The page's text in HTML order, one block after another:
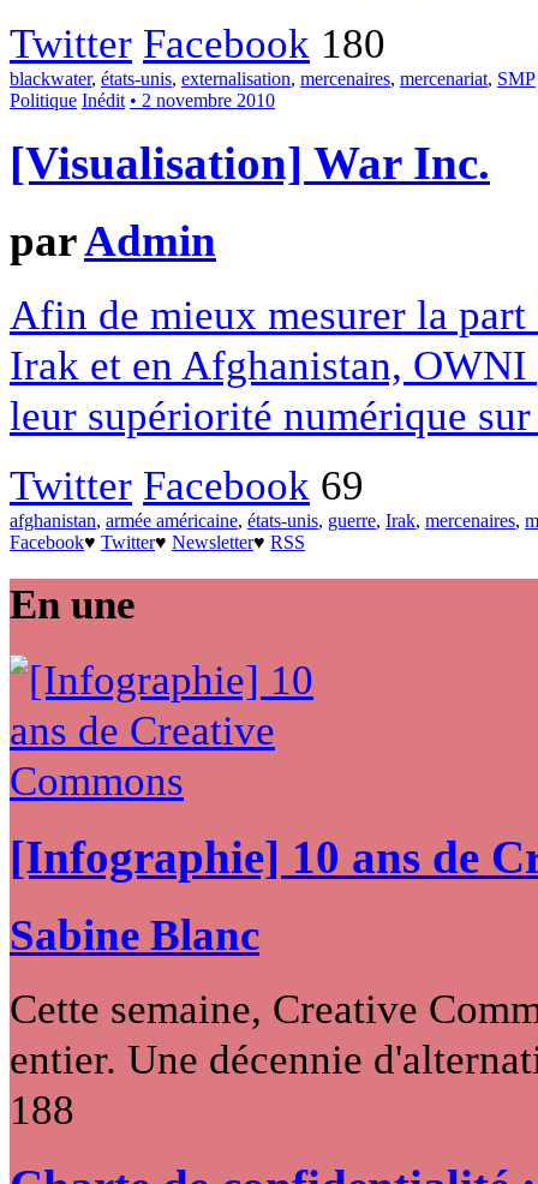
Twitter Facebook 180
blackwater, états-unis, externalisation, mercenaires, mercenariat, SMP
Politique Inédit • 2 novembre 2010
[Visualisation] War Inc.
parAdmin
Afin de mieux mesurer la
Irak et en Afghanistan,
leur supériorité numérique
Twitter Facebook 69
afghanistan, armée américaine, états-unis, guerre, Irak, mercenaires,
Facebook♥ Twitter♥ Newsletter♥ RSS
En une
[Infographie] 10 ans de
Sabine Blanc
Cette semaine, Creative
entier. Une décennie
188